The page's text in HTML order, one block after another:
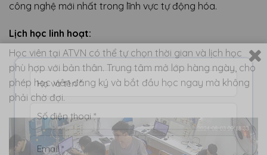
công nghệ mới nhất trong lĩnh vực tự động hóa.
Lịch học linh hoạt:
Học viên tại ATVN có thể tự chọn thời gian và lịch học
phù hợp với bản thân. Trung tâm mở lớp hàng ngày, cho
phép học viên đăng ký và bắt đầu học ngay mà không
phải chờ đợi.